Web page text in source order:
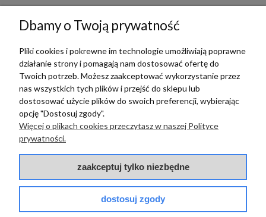
TERRADECO
BAZA WIEDZY
PŁATNOŚCI I DOSTAWA
Dbamy o Twoją prywatność
Pliki cookies i pokrewne im technologie umożliwiają poprawne
działanie strony i pomagają nam dostosować ofertę do
Twoich potrzeb. Możesz zaakceptować wykorzystanie przez
nas wszystkich tych plików i przejść do sklepu lub
dostosować użycie plików do swoich preferencji, wybierając
opcję "Dostosuj zgody".
Więcej o plikach cookies przeczytasz w naszej Polityce
prywatności.
zaakceptuj tylko niezbędne
dostosuj zgody